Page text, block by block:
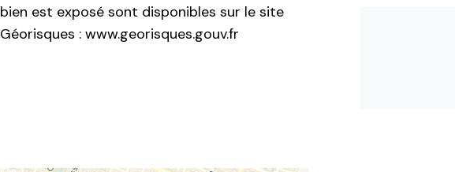
bien est exposé sont disponibles sur le site
Géorisques : www.georisques.gouv.fr